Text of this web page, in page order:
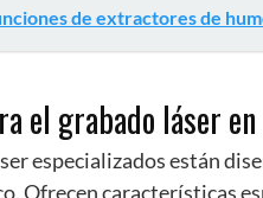
de extractores de
el grabado láser
especializados están
Ofrecen características